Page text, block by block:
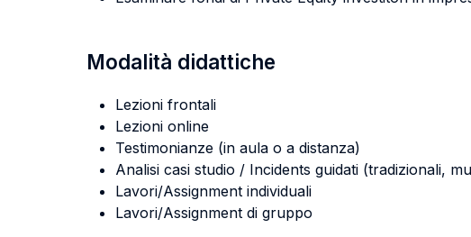
Modalità didattiche
Lezioni frontali
Lezioni online
Testimonianze (in aula o a distanza)
Analisi casi studio / Incidents guidati (tradizionali,
Lavori/Assignment individuali
Lavori/Assignment di gruppo